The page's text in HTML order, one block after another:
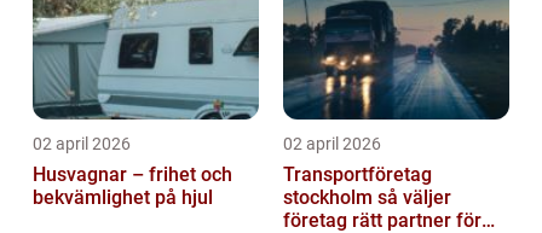
02 april 2026
Husvagnar – frihet och
bekvämlighet på hjul
02 april 2026
Transportföretag
stockholm så väljer
företag rätt partner för